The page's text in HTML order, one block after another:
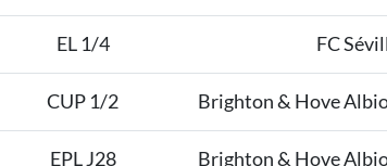
EL 1/4 FC
CUP 1/2 Brighton & Hove
EPL J28 Brighton & Hove